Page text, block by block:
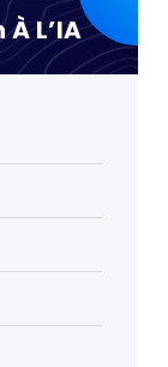
L’IA